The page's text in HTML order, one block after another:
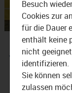
Bier
1. Juli 2026
Besuch
Cookies zur
für die Dauer
enthält keine
nicht
identifizieren.
Sie können
zulassen